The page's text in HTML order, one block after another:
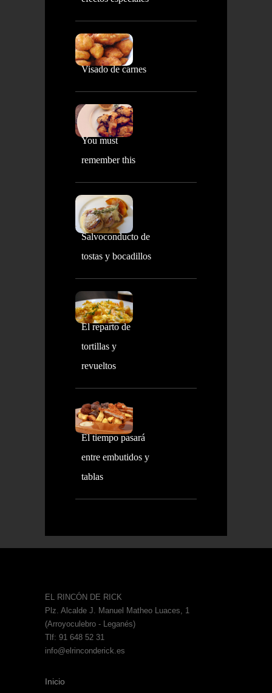
Visado de carnes
You must
remember this
Salvoconducto de
tostas y bocadillos
El reparto de
tortillas y
revueltos
El tiempo pasará
entre embutidos y
tablas
EL RINCÓN DE RICK
Plz. Alcalde J. Manuel Matheo Luaces, 1
(Arroyoculebro - Leganés)
Tlf: 91 648 52 31
info@elrinconderick.es
Inicio